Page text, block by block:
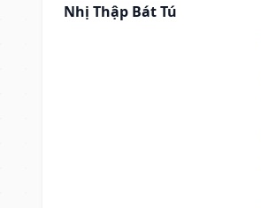
Nhị Thập Bát Tú